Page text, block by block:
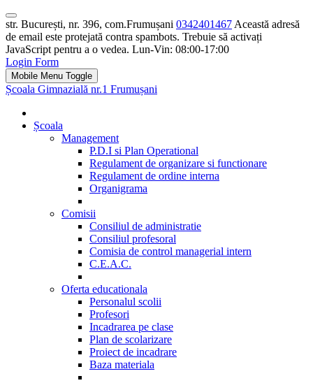
str. București, nr. 396, com.Frumușani 0342401467 Această adresă
de email este protejată contra spambots. Trebuie să activați
JavaScript pentru a o vedea. Lun-Vin: 08:00-17:00
Login Form
Mobile Menu Toggle
Școala Gimnazială nr.1 Frumușani
Școala
Management
P.D.I si Plan Operational
Regulament de organizare si functionare
Regulament de ordine interna
Organigrama
Comisii
Consiliul de administratie
Consiliul profesoral
Comisia de control managerial intern
C.E.A.C.
Oferta educationala
Personalul scolii
Profesori
Incadrarea pe clase
Plan de scolarizare
Proiect de incadrare
Baza materiala